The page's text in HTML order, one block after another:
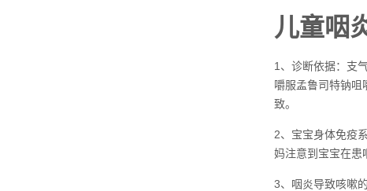
儿童咽
1、诊断依据：支
嚼服孟鲁司特钠
致。
2、宝宝身体免疫
妈注意到宝宝在患
3、咽炎导致咳嗽